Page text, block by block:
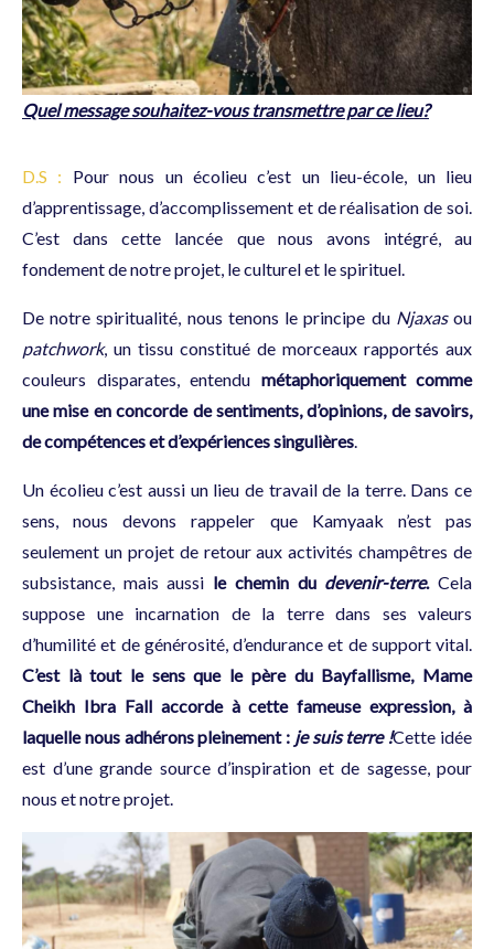
Quel message souhaitez-vous transmettre par ce lieu?
D.S : Pour nous un écolieu c’est un lieu-école, un lieu
d’apprentissage, d’accomplissement et de réalisation de soi.
C’est dans cette lancée que nous avons intégré, au
fondement de notre projet, le culturel et le spirituel.
De notre spiritualité, nous tenons le principe du Njaxasou
patchwork, un tissu constitué de morceaux rapportés aux
couleurs disparates, entendu métaphoriquement comme
une mise en concorde de sentiments, d’opinions, de savoirs,
de compétences et d’expériences singulières.
Un écolieu c’est aussi un lieu de travail de la terre. Dans ce
sens, nous devons rappeler que Kamyaak n’est pas
seulement un projet de retour aux activités champêtres de
subsistance, mais aussi le chemin du devenir-terre.Cela
suppose une incarnation de la terre dans ses valeurs
d’humilité et de générosité, d’endurance et de support vital.
C’est là tout le sens que le père du Bayfallisme, Mame
Cheikh Ibra Fall accorde à cette fameuse expression, à
laquelle nous adhérons pleinement : je suis terre !Cette idée
est d’une grande source d’inspiration et de sagesse, pour
nous et notre projet.